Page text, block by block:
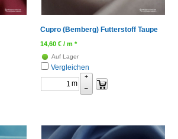
Cupro (Bemberg) Futterstoff Taupe
14,60 € / m *
Auf Lager
Vergleichen
m
+
–